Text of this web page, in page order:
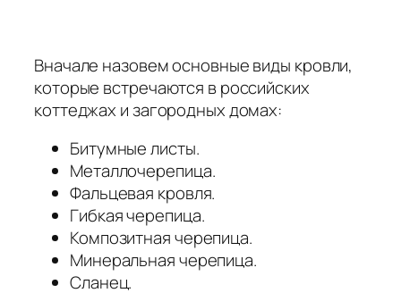
Вначале назовем основные виды кровли,
которые встречаются в российских
коттеджах и загородных домах:
Битумные листы.
Металлочерепица.
Фальцевая кровля.
Гибкая черепица.
Композитная черепица.
Минеральная черепица.
Сланец.